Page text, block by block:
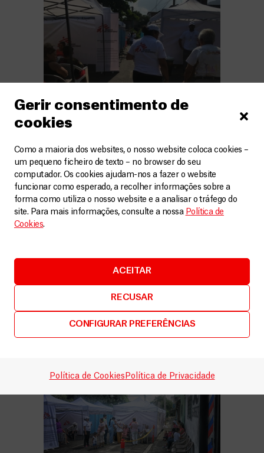
Gerir consentimento de
cookies
Como a maioria dos websites, o nosso website coloca cookies –
um pequeno ficheiro de texto – no browser do seu
computador. Os cookies ajudam-nos a fazer o website
funcionar como esperado, a recolher informações sobre a
forma como utiliza o nosso website e a analisar o tráfego do
site. Para mais informações, consulte a nossa Política de
Cookies.
ACEITAR
RECUSAR
CONFIGURAR PREFERÊNCIAS
Política de Cookies Política de Privacidade
muchachos
(os nomes das pessoas e dos lugares foram
alterados por questões de segurança) El
Salvador, América Central.São 8h30 da
populosas de Soyapango, é também um dos
lugares mais perigosos do município pela
13 (MS13), a […]